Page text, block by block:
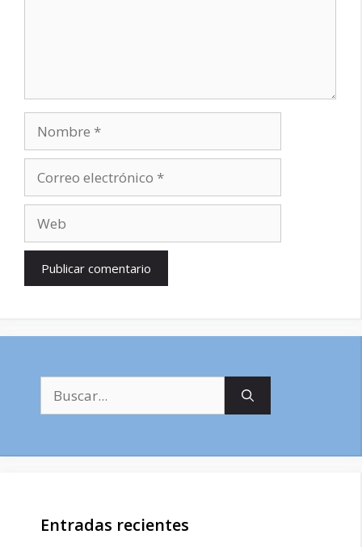
electrónico
Entradas recientes